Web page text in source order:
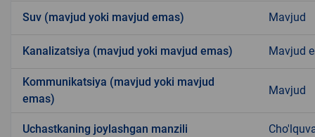
Suv (mavjud yoki mavjud emas) Mavjud
Kanalizatsiya (mavjud yoki mavjud emas) Mavjud
Kommunikatsiya (mavjud yoki mavjud
emas)
Mavjud
Uchastkaning joylashgan manzili